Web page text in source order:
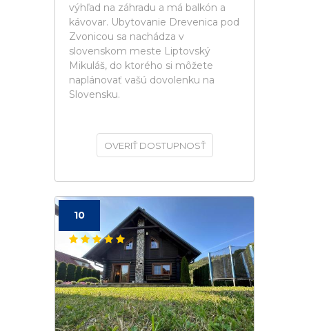
výhľad na záhradu a má balkón a
kávovar. Ubytovanie Drevenica pod
Zvonicou sa nachádza v
slovenskom meste Liptovský
Mikuláš, do ktorého si môžete
naplánovať vašú dovolenku na
Slovensku.
OVERIŤ DOSTUPNOSŤ
10